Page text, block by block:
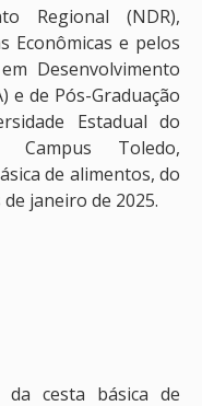
Regional (NDR),
Econômicas e pelos
Desenvolvimento
e de Pós-Graduação
Estadual do
Campus Toledo,
de alimentos, do
janeiro de 2025.
da cesta básica de